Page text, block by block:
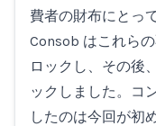
費者の財布にとっ
Consob はこれら
ロックし、その後
ックしました。コ
したのは今回が初